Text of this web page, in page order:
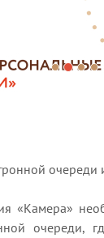
очереди,